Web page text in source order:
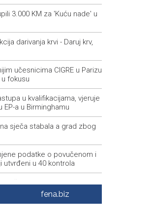
3.000 KM za 'Kuću nade' u
darivanja krvi - Daruj krv,
učesnicima CIGRE u Parizu
fokusu
u kvalifikacijama, vjeruje
a u Birminghamu
sječa stabala a grad zbog
podatke o povučenom i
utvrđeni u 40 kontrola
više hiljada posjetitelja na
2026' u Travniku
fena.biz